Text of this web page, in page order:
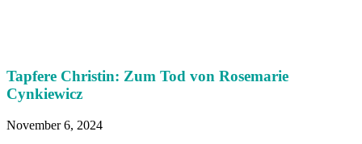
Tapfere Christin: Zum Tod von Rosemarie
Cynkiewicz
November 6, 2024